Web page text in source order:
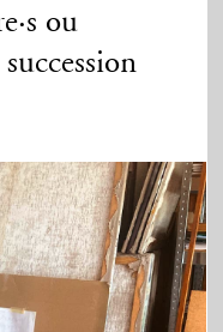
s ou
succession